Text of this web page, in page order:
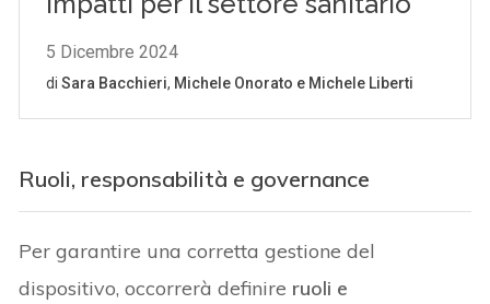
Ruoli, responsabilità e governance
Per garantire una corretta gestione del
dispositivo, occorrerà definire ruoli e